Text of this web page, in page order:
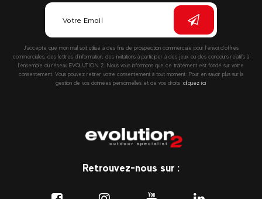
J’accepte que mon mail soit utilisé à des fins de prospection commerciale pour l’envoi d’offres
commerciales, des lettres d’information, des invitations à participer à des jeux ou des concours relatifs à
l’ensemble du réseau EVOLUTION 2. Nous vous informons que ce traitement est fondé sur votre
consentement. Vous pouvez retirer votre consentement à tout moment. Pour en savoir plus sur la
gestion de vos données personnelles et de vos droits :cliquez ici
Retrouvez-nous sur :